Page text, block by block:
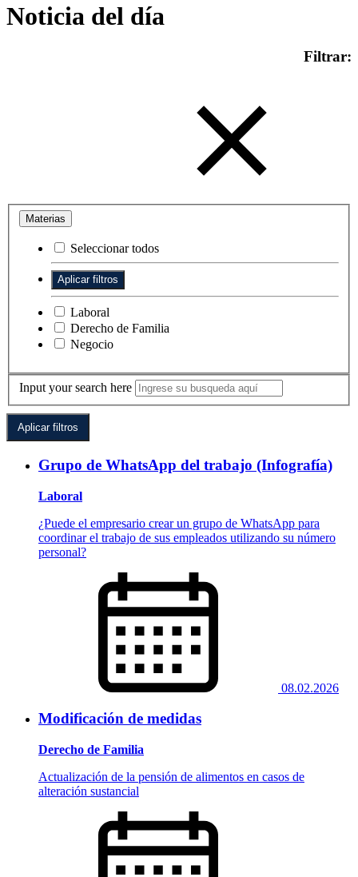
Noticia del día
Filtrar:
Materias
Seleccionar todos
Laboral
Derecho de Familia
Negocio
Input your search here
Grupo de WhatsApp del trabajo (Infografía)
Laboral
¿Puede el empresario crear un grupo de WhatsApp para
coordinar el trabajo de sus empleados utilizando su número
personal?
08.02.2026
Modificación de medidas
Derecho de Familia
Actualización de la pensión de alimentos en casos de
alteración sustancial